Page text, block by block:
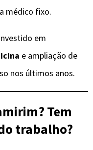
médico fixo.
em
e ampliação de
nos últimos anos.
Tem
trabalho?